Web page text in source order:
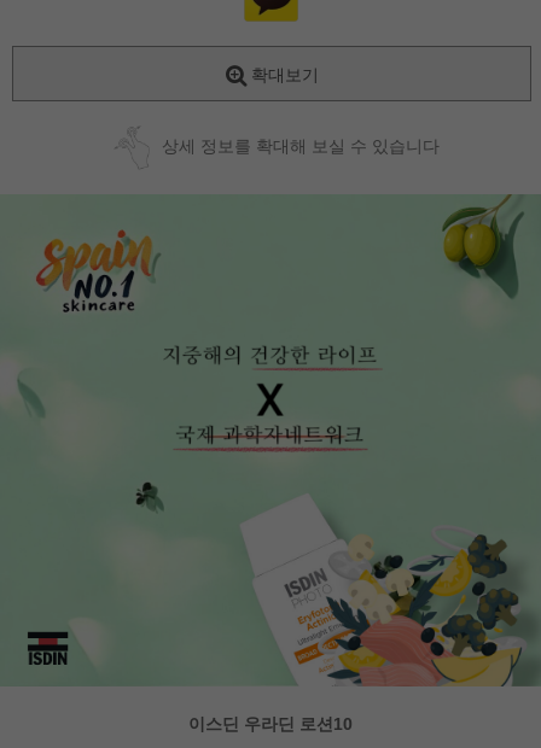
확대보기
상세 정보를 확대해 보실 수 있습니다
이스딘 우라딘 로션10